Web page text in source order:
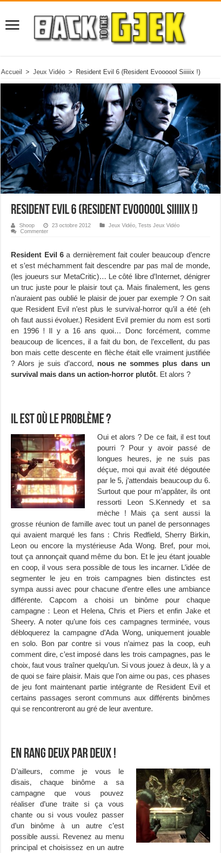
Accueil > Jeux Vidéo > Resident Evil 6 (Resident Evoooool Siiiiix !)
Resident Evil 6 (Resident Evoooool Siiiiix !)
Shoop 23 octobre 2012 Jeux Vidéo ,Tests Jeux Vidéo
Commenter
Resident Evil 6a dernièrement fait couler beaucoup d’encre
et s’est méchamment fait descendre par pas mal de monde,
(les joueurs sur MetaCritic)… Le côté libre d’Internet, dénigrer
un truc juste pour le plaisir tout ça. Mais finalement, les gens
n’auraient pas oublié le plaisir de jouer par exemple ? On sait
que Resident Evil n’est plus le survival-horror qu’il a été (eh
oh faut aussi évoluer.) Resident Evil premier du nom est sorti
en 1996 ! Il y a 16 ans quoi… Donc forcément, comme
beaucoup de licences, il a fait du bon, de l’excellent, du pas
bon mais cette descente en flèche était elle vraiment justifiée
? Alors je suis d’accord, nous ne sommes plus dans un
survival mais dans un action-horror plutôt. Et alors ?
Il est où le problème ?
Oui et alors ? De ce fait, il est tout
pourri ? Pour y avoir passé de
longues heures, je ne suis pas
déçue, moi qui avait été dégoutée
par le 5, j’attendais beaucoup du 6.
Surtout que pour m’appâter, ils ont
ressorti Leon S.Kennedy et sa
mèche ! Mais ça sent aussi la
grosse réunion de famille avec tout un panel de personnages
qui avaient marqué les fans : Chris Redfield, Sherry Birkin,
Leon ou encore la mystérieuse Ada Wong. Bref, pour moi,
tout ça annonçait quand même du bon. Et le jeu étant jouable
en coop, il vous sera possible de tous les incarner. L’idée de
segmenter le jeu en trois campagnes bien distinctes est
sympa aussi avec pour chacune d’entre elles une ambiance
différente. Capcom a choisi un binôme pour chaque
campagne : Leon et Helena, Chris et Piers et enfin Jake et
Sheery. A noter qu’une fois ces campagnes terminée, vous
débloquerez la campagne d’Ada Wong, uniquement jouable
en solo. Bon par contre si vous n’aimez pas la coop, euh
comment dire, c’est imposé dans les trois campagnes, pas le
choix, faut vous traîner quelqu’un. Si vous jouez à deux, là y a
de quoi se faire plaisir. Mais que l’on aime ou pas, ces phases
de jeu font maintenant partie intégrante de Resident Evil et
certains passages seront communs aux différents binômes
qui se rencontreront au gré de leur aventure.
En rang deux par deux !
D’ailleurs, comme je vous le
disais, chaque binôme a sa
campagne que vous pouvez
réaliser d’une traite si ça vous
chante ou si vous voulez passer
d’un binôme à un autre c’est
possible aussi. Revenez au menu
principal et choisissez en un autre